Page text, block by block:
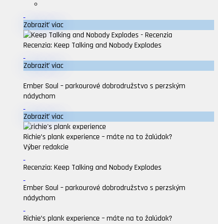
Zobraziť viac
Recenzia: Keep Talking and Nobody Explodes
Zobraziť viac
Ember Soul – parkourové dobrodružstvo s perzským
nádychom
Zobraziť viac
Richie’s plank experience – máte na to žalúdok?
Výber redakcie
Recenzia: Keep Talking and Nobody Explodes
Ember Soul – parkourové dobrodružstvo s perzským
nádychom
Richie’s plank experience – máte na to žalúdok?